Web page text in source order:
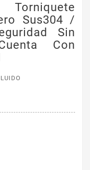
Sus304 /
Sin
Con